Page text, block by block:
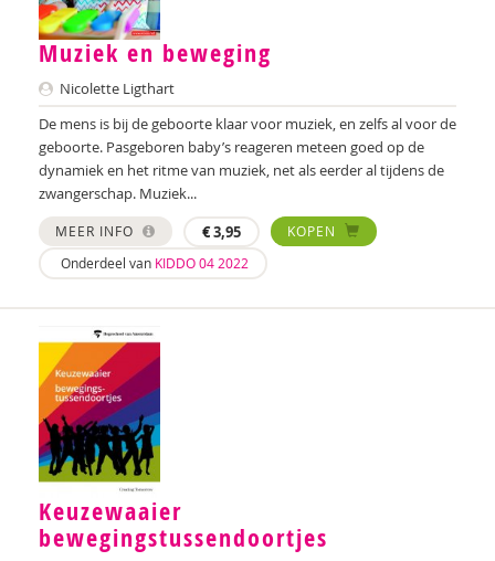
Anouk Helmers
Mariëlle Hettinga
Ed Hoekstra
Hugo ter Hoeve
Hugo ter Hoeve
Annemieke Huisingh
Nicky Ingels
Sherita Jager
Heiko de Jonge
Marsha Kester
Muziek en beweging
Nicolette Ligthart
De mens is bij de geboorte klaar voor muziek, en zelfs al voor de
geboorte. Pasgeboren baby’s reageren meteen goed op de
dynamiek en het ritme van muziek, net als eerder al tijdens de
zwangerschap. Muziek...
MEER INFO €3,95
KOPEN
Onderdeel van KIDDO 04 2022
Keuzewaaier
bewegingstussendoortjes